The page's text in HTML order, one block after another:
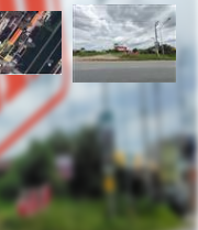
รหัสทรัพย์BHL865
อัพเดท 6/19/2026 1:30 PM